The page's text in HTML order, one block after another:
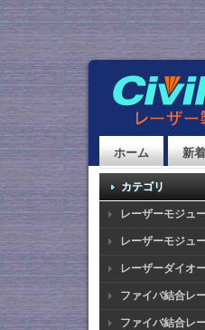
ホーム 新
カテゴリ
レーザーモジュ
レーザーモジュ
レーザーダイオ
ファイバ結合レ
ファイバ結合レ